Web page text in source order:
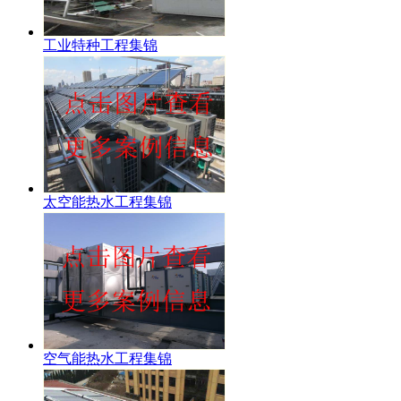
工业特种工程集锦
太空能热水工程集锦
空气能热水工程集锦